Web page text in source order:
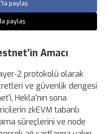
paylaş
paylaş
Amacı
protokolü olarak
ve güvenlik dengesi
Hekla'nın sona
zkEVM tabanlı
süreçlerini ve node